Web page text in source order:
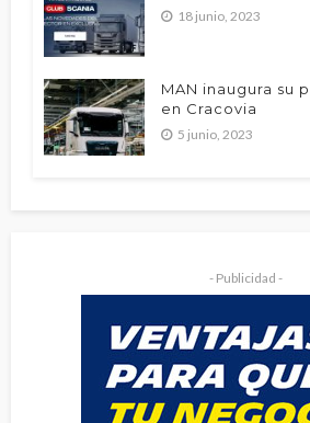
18 junio, 2023
MAN inaugura su
en Cracovia
5 junio, 2023
- Publicidad -